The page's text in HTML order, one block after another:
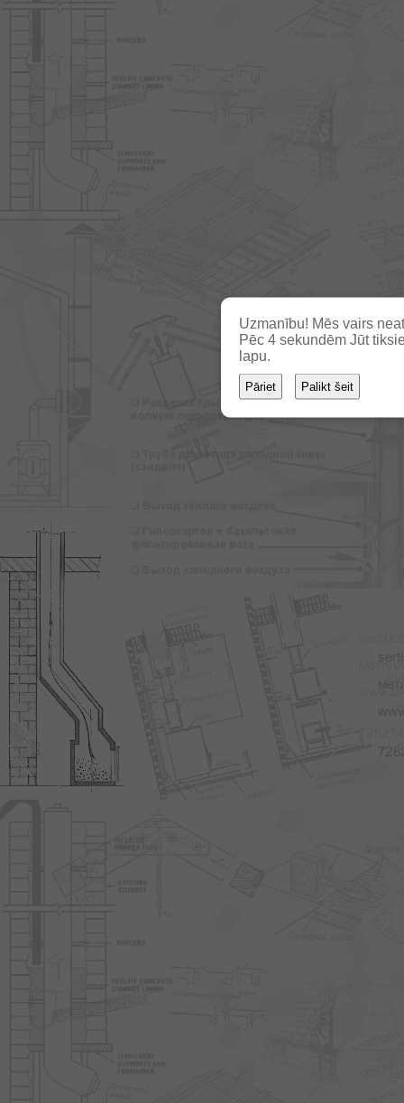
Uzmanību! Mēs vairs
Pēc 2 sekundēm Jūt
lapu.
Pāriet Palikt šeit